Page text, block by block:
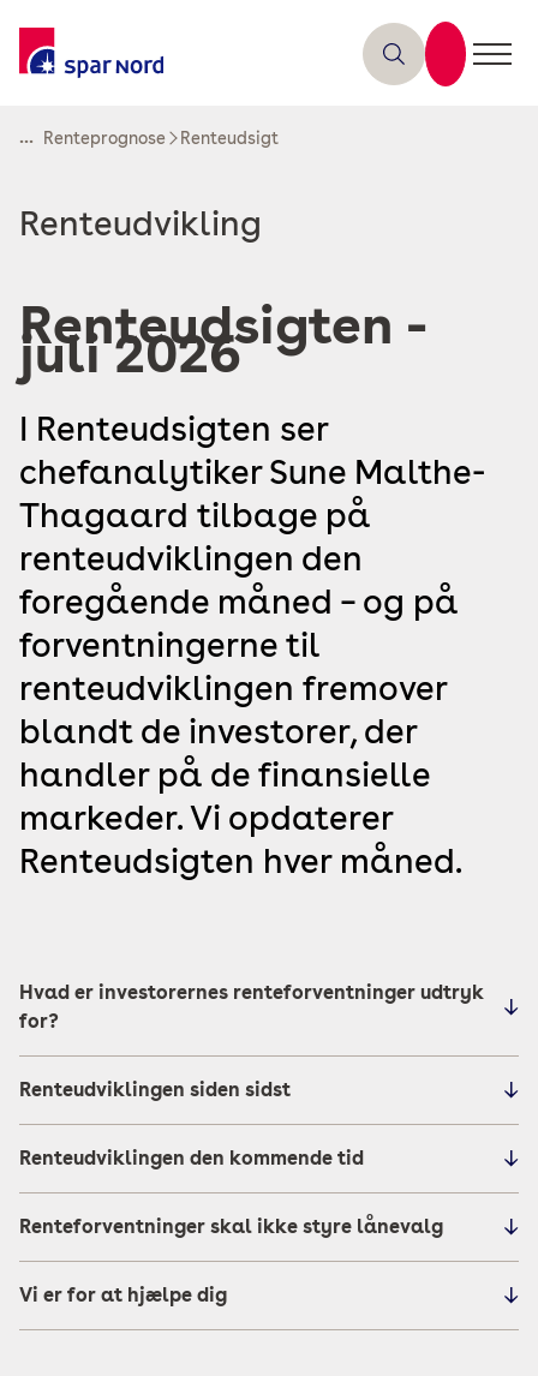
... Renteprognose Renteudsigt
Læs
Renteudvikling
Renteudsigten -
juli 2026
I Renteudsigten ser
chefanalytiker Sune Malthe-
Thagaard tilbage på
renteudviklingen den
foregående måned – og på
forventningerne til
renteudviklingen fremover
blandt de investorer, der
handler på de finansielle
markeder. Vi opdaterer
Renteudsigten hver måned.
Hvad er investorernes renteforventninger udtryk
for?
Renteudviklingen siden sidst
Renteudviklingen den kommende tid
Renteforventninger skal ikke styre lånevalg
Vi er for at hjælpe dig